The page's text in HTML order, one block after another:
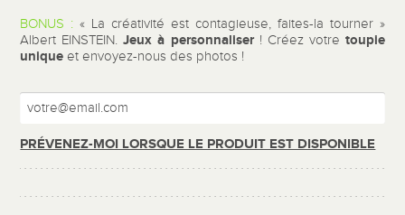
BONUS : « La créativité est contagieuse, faites-la tourner »
Albert EINSTEIN.Jeux à personnaliser! Créez votre toupie
uniqueet envoyez-nous des photos !
PRÉVENEZ-MOI LORSQUE LE PRODUIT EST DISPONIBLE